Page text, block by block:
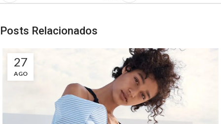
Posts Relacionados
27
AGO